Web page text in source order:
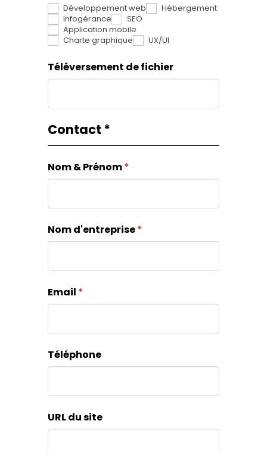
Développement web
Hébergement
Infogérance
SEO
Application mobile
Charte graphique
UX/UI
Téléversement de fichier
Contact *
Nom & Prénom*
Nom d'entreprise*
Email *
Téléphone
URL du site
un
humain,
ne
remplissez
ce
champ.